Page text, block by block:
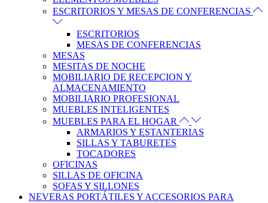
ESCRITORIOS Y MESAS DE CONFERENCIAS
ESCRITORIOS
MESAS DE CONFERENCIAS
MESAS
MESITAS DE NOCHE
MOBILIARIO DE RECEPCION Y
ALMACENAMIENTO
MOBILIARIO PROFESIONAL
MUEBLES INTELIGENTES
MUEBLES PARA EL HOGAR
ARMARIOS Y ESTANTERIAS
SILLAS Y TABURETES
TOCADORES
OFICINAS
SILLAS DE OFICINA
SOFAS Y SILLONES
NEVERAS PORTÁTILES Y ACCESORIOS PARA